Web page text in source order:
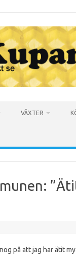
VÄXTER
på att jag har ätit